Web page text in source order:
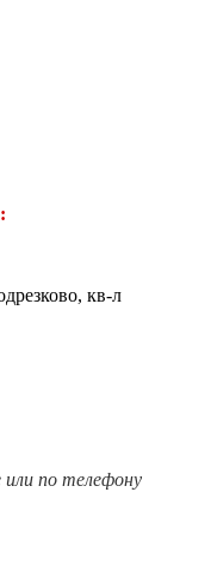
кв-л
или по телефону